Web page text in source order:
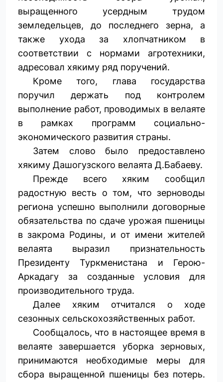
выращенного усердным трудом
земледельцев, до последнего зерна, а
также ухода за хлопчатником в
соответствии с нормами агротехники,
адресовал хякиму ряд поручений.
Кроме того, глава государства
поручил держать под контролем
выполнение работ, проводимых в велаяте
в рамках программ социально-
экономического развития страны.
Затем слово было предоставлено
хякиму Дашогузского велаята Д.Бабаеву.
Прежде всего хяким сообщил
радостную весть о том, что зерноводы
региона успешно выполнили договорные
обязательства по сдаче урожая пшеницы
в закрома Родины, и от имени жителей
велаята выразил признательность
Президенту Туркменистана и Герою-
Аркадагу за созданные условия для
производительного труда.
Далее хяким отчитался о ходе
сезонных сельскохозяйственных работ.
Сообщалось, что в настоящее время в
велаяте завершается уборка зерновых,
принимаются необходимые меры для
сбора выращенной пшеницы без потерь.